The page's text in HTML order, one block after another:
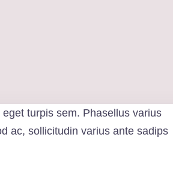
turpis sem. Phasellus varius
ac, sollicitudin varius ante sadips